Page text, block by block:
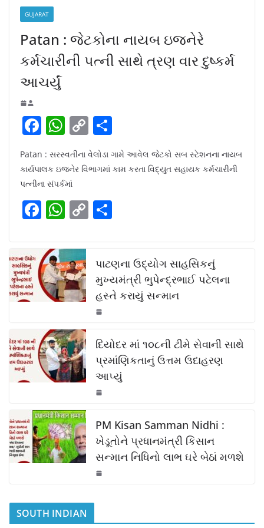
GUJARAT
Patan : જેટકોના નાયબ ઇજનેરે
કર્મચારીની પત્ની સાથે ત્રણ વાર દુષ્કર્મ
આચર્યું
F
c
e
b
o
k
W
h
at
s
A
p
C
o
p
Li
n
h
ar
Patan : સરસ્વતીના વેલોડા ગામે આવેલ જેટકો સબ સ્ટેશનના નાયબ
કાર્યપાલક ઇજનેર વિભાગમાં કામ કરતા વિદ્યુત સહાયક કર્મચારીની
પત્નીના સંપર્કમાં
F
c
e
b
o
o
k
W
at
s
A
p
p
C
y
Li
n
k
e
પાટણના ઉદ્યોગ સાહસિકનું
મુખ્યમંત્રી ભુપેન્દ્રભાઈ પટેલના
હસ્તે કરાયું સન્માન
દિયોદર માં ૧૦૮ની ટીમે સેવાની સાથે
પ્રમાંણિકતાનું ઉત્તમ ઉદાહરણ
આપ્યું
PM Kisan Samman Nidhi :
ખેડૂતોને પ્રધાનમંત્રી કિસાન
સન્માન નિધિનો લાભ ઘરે બેઠાં મળશે
SOUTH INDIAN